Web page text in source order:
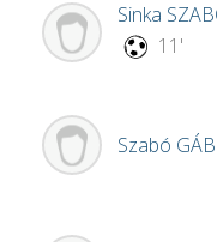
Sinka
11'
Szabó